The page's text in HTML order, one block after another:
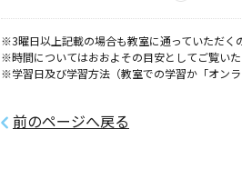
※3曜日以上記載の場合も教室に通っていただく
※時間についてはおおよその目安としてご覧い
※学習日及び学習方法（教室での学習か「オン
前のページへ戻る